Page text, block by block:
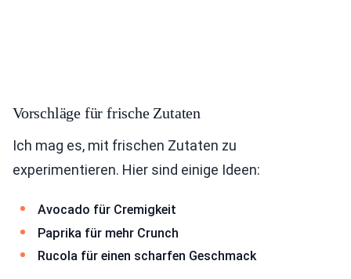
Vorschläge für frische Zutaten
Ich mag es, mit frischen Zutaten zu
experimentieren. Hier sind einige Ideen:
Avocado für Cremigkeit
Paprika für mehr Crunch
Rucola für einen scharfen Geschmack